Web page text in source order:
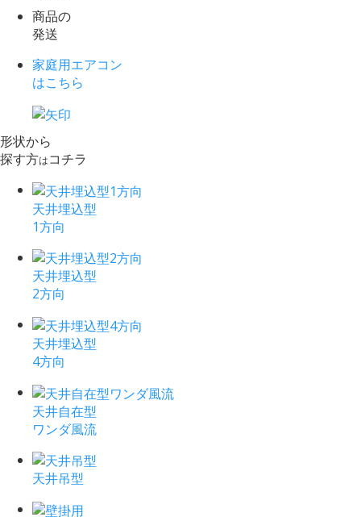
商品の
発送
家庭用エアコン
はこちら
形状から
探す方はコチラ
天井埋込型
1方向
天井埋込型
2方向
天井埋込型
4方向
天井自在型
ワンダ風流
天井吊型